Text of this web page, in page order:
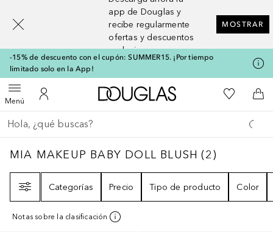
app de Douglas y
recibe regularmente
ofertas y descuentos
exclusivos
MOSTRAR
-15% de descuento con el cupón: SUMMER15. ¡Por tiempo
limitado solo en la App!
MenúAbrir menúMi cuenta
A Douglas HomeMi lista de
A
Regresar
Ejecutar búsqueda
MIA MAKEUP BABY DOLL BLUSH2
MIA MAKEUP BABY DOLL BLUSH (2)
Categorías
Precio Tipo de producto Color
Notas sobre la clasificación
[navigation.slideout.screenreader]